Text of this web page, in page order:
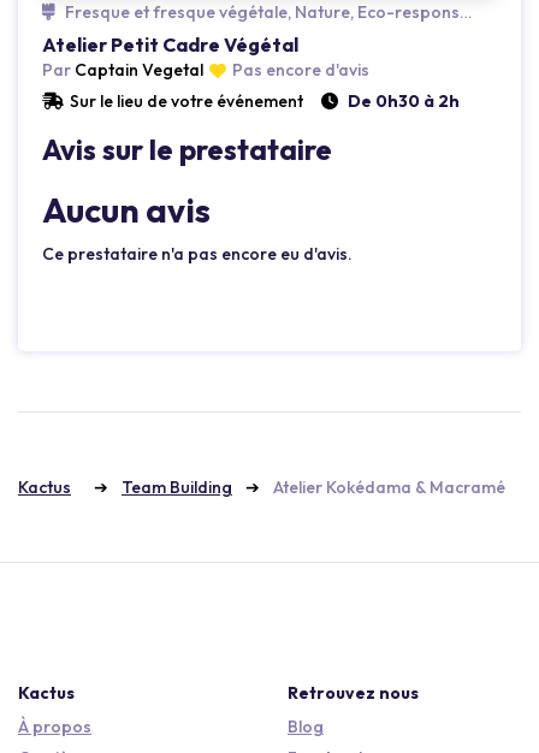
Fresque et fresque végétale, Nature, Eco-responsable
Atelier Petit Cadre Végétal
Par Captain Vegetal
Pas encore d'avis
Sur le lieu de votre événement
De 0h30 à 2h
Avis sur le prestataire
Aucun avis
Ce prestataire n'a pas encore eu d'avis.
Kactus Team Building Atelier Kokédama & Macramé
Kactus
À propos
Retrouvez nous
Blog